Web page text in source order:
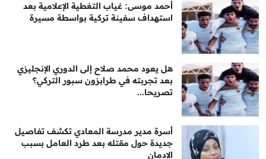
أحمد موسى: غياب التغطية الإعلامية بعد
استهداف سفينة تركية بواسطة مسيرة
هل يعود محمد صلاح إلى الدوري الإنجليزي
بعد تجربته في طرابزون سبور التركي؟
تصريحا...
أسرة مدير مدرسة المعادي تكشف تفاصيل
جديدة حول مقتله بعد طرد العامل بسبب
الإدمان